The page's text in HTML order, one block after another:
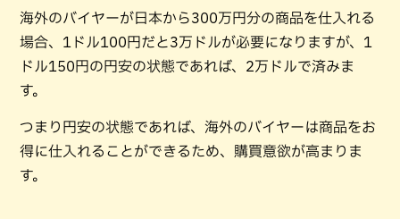
海外のバイヤーが日本から300万円分の商品を仕入れる
場合、1ドル100円だと3万ドルが必要になりますが、1
ドル150円の円安の状態であれば、2万ドルで済みま
す。
つまり円安の状態であれば、海外のバイヤーは商品をお
得に仕入れることができるため、購買意欲が高まりま
す。